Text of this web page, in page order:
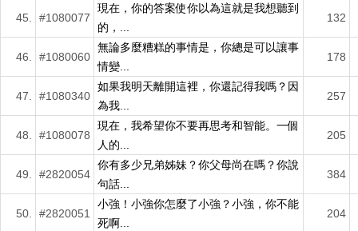
45. #1080077
現在，你的答案使你以為這就是我想聽到
的，...
132
46. #1080060
無論多麼糟糕的事情是，你總是可以讓事
情變...
178
47. #1080340
如果我明天離開這裡，你還記得我嗎？因
為我...
257
48. #1080078
現在，我希望你不要再思考和智能。一個
人的...
205
49. #2820054
你有多少兄弟姊妹？你父母尚在嗎？你說
句話...
384
50. #2820051
小強！小強你怎麼了小強？小強，你不能
死啊...
204